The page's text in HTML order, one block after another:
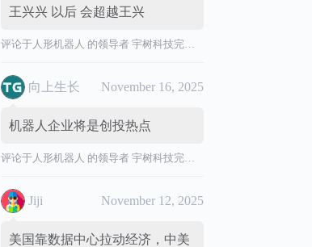
王兴兴 以后 会超越王兴
评论于人形机器人 的领导者 宇树科技完成 IPO 辅导，拟境内首次公开发行股票并上市。
向上生长 November 16, 2025
机器人企业将是创投热点
评论于人形机器人 的领导者 宇树科技完成 IPO 辅导，拟境内首次公开发行股票并上市。
Jiji November 12, 2025
美国靠数据中心拉动经济，中美